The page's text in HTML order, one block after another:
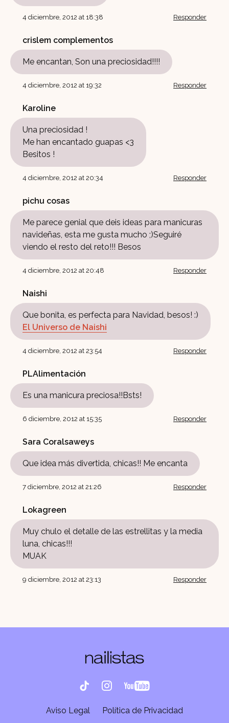
4 diciembre, 2012 at 18:38 Responder
crislem complementos
Me encantan, Son una preciosidad!!!!
4 diciembre, 2012 at 19:32 Responder
Karoline
Una preciosidad !
Me han encantado guapas <3
Besitos !
4 diciembre, 2012 at 20:34 Responder
pichu cosas
Me parece genial que deis ideas para manicuras
navideñas, esta me gusta mucho ;)Seguiré
viendo el resto del reto!!! Besos
4 diciembre, 2012 at 20:48 Responder
Naishi
Que bonita, es perfecta para Navidad, besos! :)
El Universo de Naishi
4 diciembre, 2012 at 23:54 Responder
PLAlimentación
Es una manicura preciosa!!Bsts!
6 diciembre, 2012 at 15:35 Responder
Sara Coralsaweys
Que idea más divertida, chicas!! Me encanta
7 diciembre, 2012 at 21:26 Responder
Lokagreen
Muy chulo el detalle de las estrellitas y la media
luna, chicas!!!
MUAK
9 diciembre, 2012 at 23:13 Responder
Aviso Legal Política de Privacidad